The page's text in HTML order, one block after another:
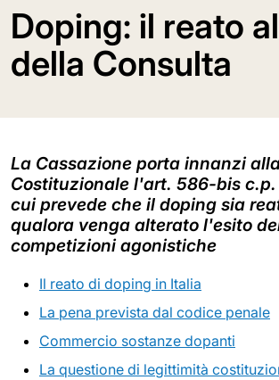
Doping: il reato
della Consulta
La Cassazione porta innanzi
Costituzionale l'art. 586-bis
cui prevede che il doping sia
qualora venga alterato l'esito
competizioni agonistiche
Il reato di doping in Italia
La pena prevista dal codice penale
Commercio sostanze dopanti
La questione di legittimità